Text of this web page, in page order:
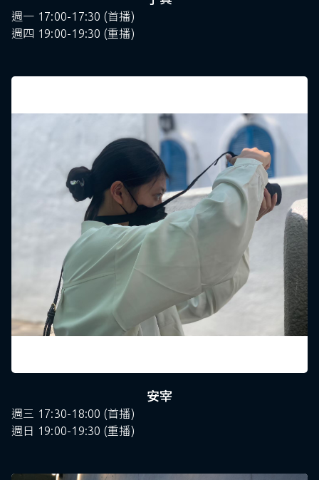
週一 17:00-17:30 (首播)
週四 19:00-19:30 (重播)
安宰
週三 17:30-18:00 (首播)
週日 19:00-19:30 (重播)